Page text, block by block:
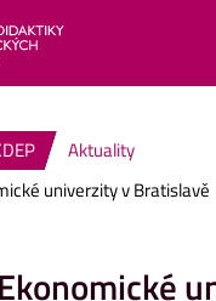
Aktuality
univerzity v Bratislavě